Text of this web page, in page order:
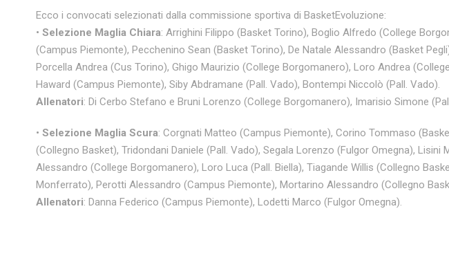
Ecco i convocati selezionati dalla commissione sportiva di BasketEvoluzione:
• Selezione Maglia Chiara: Arrighini Filippo (Basket Torino), Boglio Alfredo (College
(Campus Piemonte), Pecchenino Sean (Basket Torino), De Natale Alessandro (Basket
Porcella Andrea (Cus Torino), Ghigo Maurizio (College Borgomanero), Loro Andrea
Haward (Campus Piemonte), Siby Abdramane (Pall. Vado), Bontempi Niccolò (Pall. Vado).
Allenatori: Di Cerbo Stefano e Bruni Lorenzo (College Borgomanero), Imarisio Simone
• Selezione Maglia Scura: Corgnati Matteo (Campus Piemonte), Corino Tommaso
(Collegno Basket), Tridondani Daniele (Pall. Vado), Segala Lorenzo (Fulgor Omegna), Lisini
Alessandro (College Borgomanero), Loro Luca (Pall. Biella), Tiagande Willis (Collegno
Monferrato), Perotti Alessandro (Campus Piemonte), Mortarino Alessandro (Collegno
Allenatori: Danna Federico (Campus Piemonte), Lodetti Marco (Fulgor Omegna).